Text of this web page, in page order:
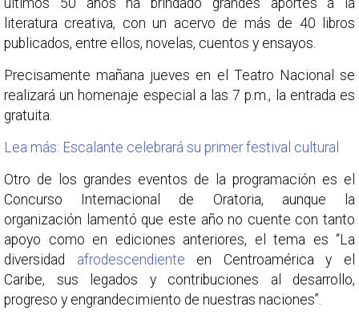
últimos 50 años ha brindado grandes aportes a la
literatura creativa, con un acervo de más de 40 libros
publicados, entre ellos, novelas, cuentos y ensayos.
Precisamente mañana jueves en el Teatro Nacional se
realizará un homenaje especial a las 7 p.m., la entrada es
gratuita.
Lea más: Escalante celebrará su primer festival cultural
Otro de los grandes eventos de la programación es el
Concurso Internacional de Oratoria, aunque la
organización lamentó que este año no cuente con tanto
apoyo como en ediciones anteriores, el tema es “La
diversidad afrodescendiente en Centroamérica y el
Caribe, sus legados y contribuciones al desarrollo,
progreso y engrandecimiento de nuestras naciones”.